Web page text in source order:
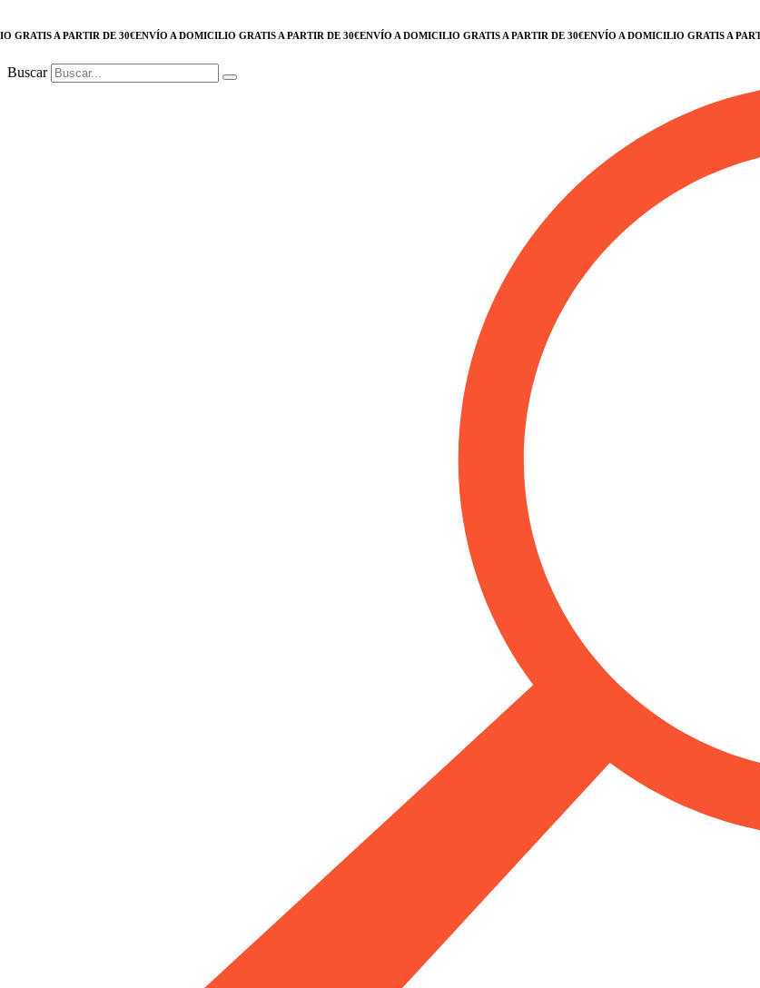
A PARTIR DE 30€ENVÍO A DOMICILIO GRATIS A PARTIR DE 30€ENVÍO A DOMICILIO GRATIS A PARTIR DE 30€ENVÍO A DOMICILIO GRATIS A PARTIR
Buscar